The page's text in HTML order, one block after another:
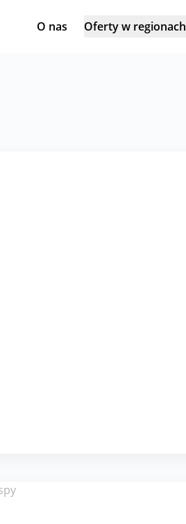
O nas Oferty w regionach